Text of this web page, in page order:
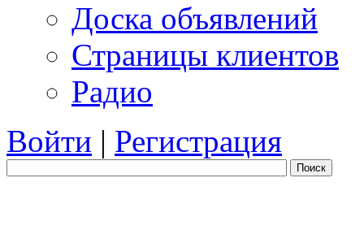
Доска объявлений
Страницы клиентов
Радио
Войти | Регистрация
Поиск